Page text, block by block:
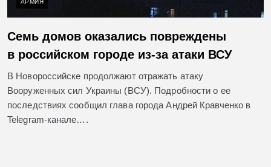
АРМИЯ
Семь домов оказались повреждены
в российском городе из-за атаки ВСУ
В Новороссийске продолжают отражать атаку
Вооруженных сил Украины (ВСУ). Подробности о ее
последствиях сообщил глава города Андрей Кравченко в
Telegram-канале….